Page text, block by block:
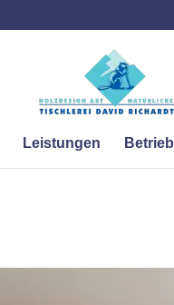
Leistungen Betrieb